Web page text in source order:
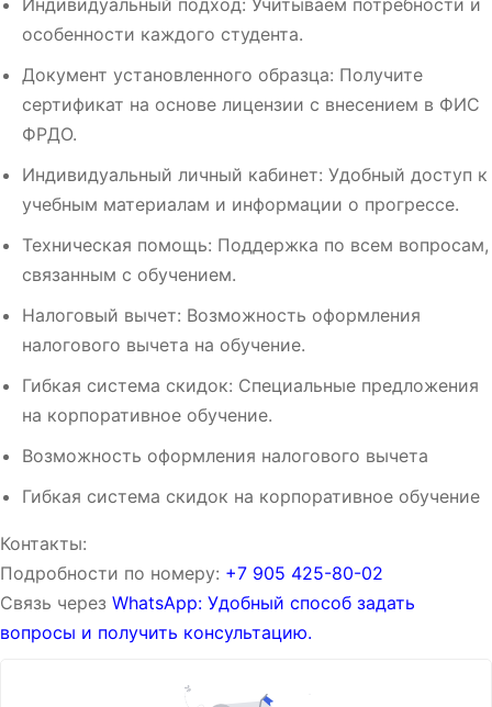
Индивидуальный подход: Учитываем потребности и
особенности каждого студента.
Документ установленного образца: Получите
сертификат на основе лицензии с внесением в ФИС
ФРДО.
Индивидуальный личный кабинет: Удобный доступ к
учебным материалам и информации о прогрессе.
Техническая помощь: Поддержка по всем вопросам,
связанным с обучением.
Налоговый вычет: Возможность оформления
налогового вычета на обучение.
Гибкая система скидок: Специальные предложения
на корпоративное обучение.
Возможность оформления налогового вычета
Гибкая система скидок на корпоративное обучение
Контакты:
Подробности по номеру: ‪‪+7 905 425-80-02‬‬
Связь через WhatsApp: Удобный способ задать
вопросы и получить консультацию.